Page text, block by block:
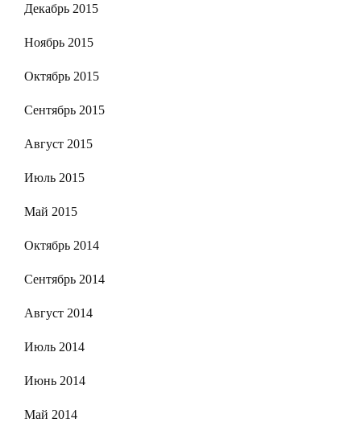
Декабрь 2015
Ноябрь 2015
Октябрь 2015
Сентябрь 2015
Август 2015
Июль 2015
Май 2015
Октябрь 2014
Сентябрь 2014
Август 2014
Июль 2014
Июнь 2014
Май 2014